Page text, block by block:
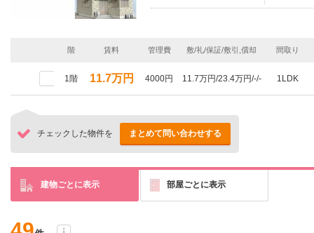
階 賃料 管理費 敷/礼/保証/敷引,償却 間取り
1階 11.7万円 4000円 11.7万円/23.4万円/-/- 1LDK
チェックした物件を まとめて問い合わせする
建物ごとに表示 部屋ごとに表示